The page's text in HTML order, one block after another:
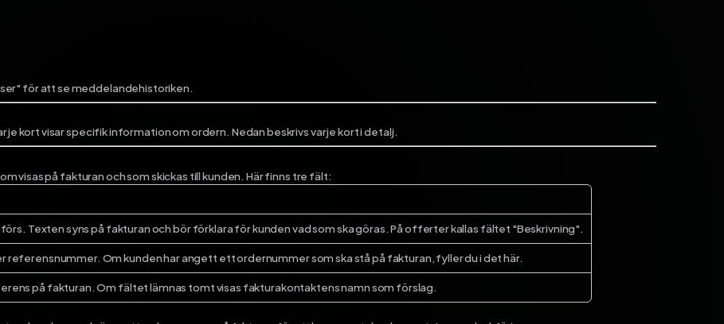
för att se meddelandehistoriken.
kort visar specifik information om ordern. Nedan beskrivs varje kort i detalj.
visas på fakturan och som skickas till kunden. Här finns tre fält:
Texten syns på fakturan och bör förklara för kunden vad som ska göras. På offerter kallas fältet "Beskrivning".
referensnummer. Om kunden har angett ett ordernummer som ska stå på fakturan, fyller du i det här.
på fakturan. Om fältet lämnas tomt visas fakturakontaktens namn som förslag.